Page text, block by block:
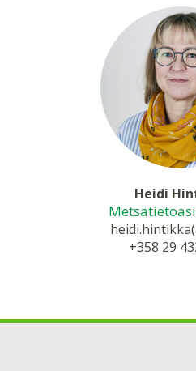
Heidi
+358 29